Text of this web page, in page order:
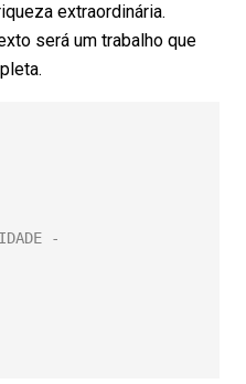
extraordinária.
será um trabalho que